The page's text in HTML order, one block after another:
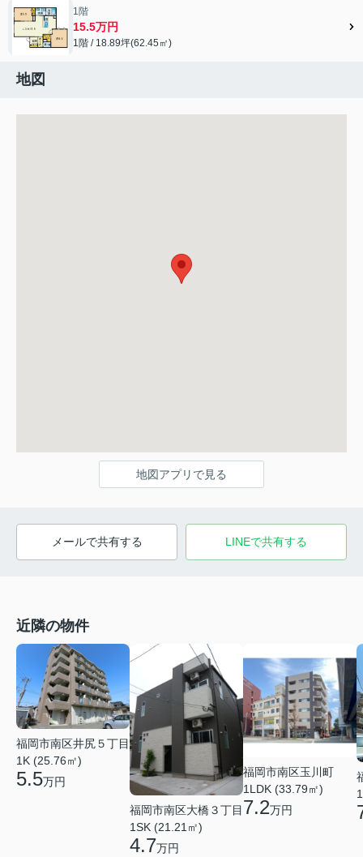
1階
15.5万円
1階 / 18.89坪(62.45㎡)
地図
地図アプリで見る
メールで共有する LINEで共有する
近隣の物件
福岡市南区井尻５丁目
1K (25.76㎡)
5.5万円
福岡市南区大橋３丁目
1SK (21.21㎡)
4.7万円
福岡市南区玉川町
1LDK (33.79㎡)
7.2万円